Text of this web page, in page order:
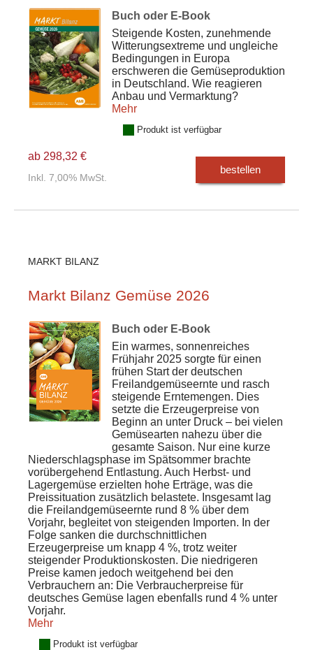
Buch oder E-Book
Steigende Kosten, zunehmende
Witterungsextreme und ungleiche
Bedingungen in Europa
erschweren die Gemüseproduktion
in Deutschland. Wie reagieren
Anbau und Vermarktung?
Mehr
Produkt ist verfügbar
ab 298,32 €
Inkl. 7,00% MwSt.
bestellen
MARKT BILANZ
Markt Bilanz Gemüse 2026
Buch oder E-Book
Ein warmes, sonnenreiches
Frühjahr 2025 sorgte für einen
frühen Start der deutschen
Freilandgemüseernte und rasch
steigende Erntemengen. Dies
setzte die Erzeugerpreise von
Beginn an unter Druck – bei vielen
Gemüsearten nahezu über die
gesamte Saison. Nur eine kurze
Niederschlagsphase im Spätsommer brachte
vorübergehend Entlastung. Auch Herbst- und
Lagergemüse erzielten hohe Erträge, was die
Preissituation zusätzlich belastete. Insgesamt lag
die Freilandgemüseernte rund 8 % über dem
Vorjahr, begleitet von steigenden Importen. In der
Folge sanken die durchschnittlichen
Erzeugerpreise um knapp 4 %, trotz weiter
steigender Produktionskosten. Die niedrigeren
Preise kamen jedoch weitgehend bei den
Verbrauchern an: Die Verbraucherpreise für
deutsches Gemüse lagen ebenfalls rund 4 % unter
Vorjahr.
Mehr
Produkt ist verfügbar